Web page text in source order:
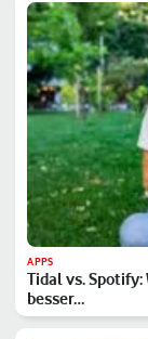
APPS
Tidal vs.
besser…